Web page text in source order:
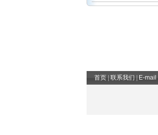
首页 联系我们 E-mail